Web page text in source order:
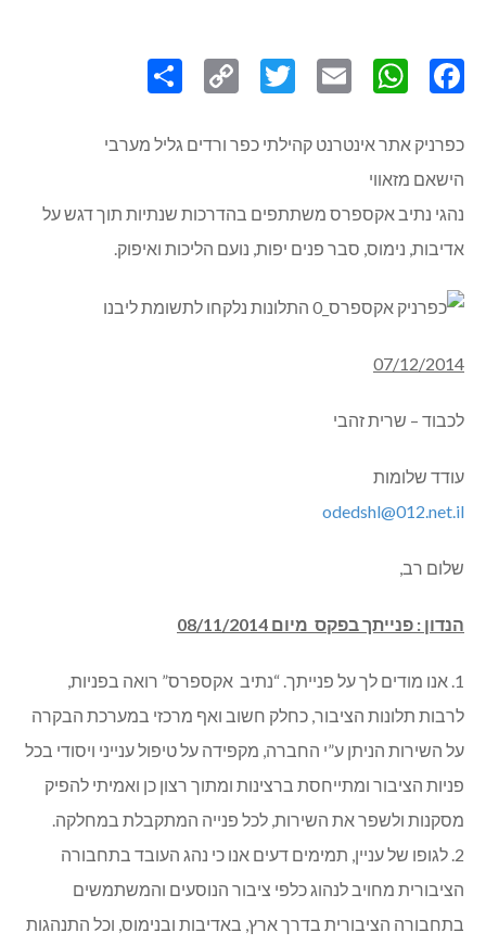
Link
כפרניק אתר אינטרנט קהילתי כפר ורדים גליל מערבי
הישאם מזאווי
נהגי נתיב אקספרס משתתפים בהדרכות שנתיות תוך דגש על
אדיבות, נימוס, סבר פנים יפות, נועם הליכות ואיפוק.
07/12/2014
לכבוד – שרית זהבי
עודד שלומות
odedshl@012.net.il
שלום רב,
הנדון : פנייתך בפקס מיום 08/11/2014
1. אנו מודים לך על פנייתך. “נתיב אקספרס” רואה בפניות,
לרבות תלונות הציבור, כחלק חשוב ואף מרכזי במערכת הבקרה
על השירות הניתן ע”י החברה, מקפידה על טיפול ענייני ויסודי בכל
פניות הציבור ומתייחסת ברצינות ומתוך רצון כן ואמיתי להפיק
מסקנות ולשפר את השירות, לכל פנייה המתקבלת במחלקה.
2. לגופו של עניין, תמימים דעים אנו כי נהג העובד בתחבורה
הציבורית מחויב לנהוג כלפי ציבור הנוסעים והמשתמשים
בתחבורה הציבורית בדרך ארץ, באדיבות ובנימוס, וכל התנהגות